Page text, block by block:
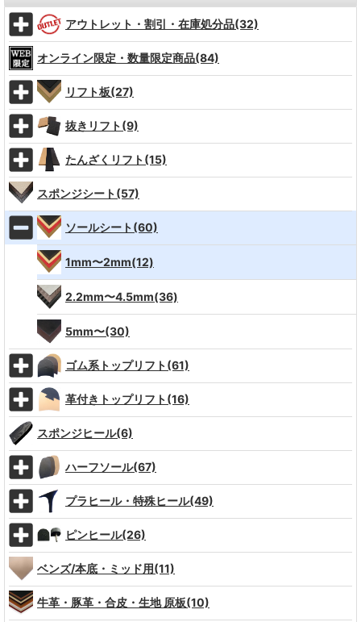
アウトレット・割引・在庫処分品(32)
オンライン限定・数量限定商品(84)
リフト板(27)
抜きリフト(9)
たんざくリフト(15)
スポンジシート(57)
ソールシート(60)
1mm〜2mm(12)
2.2mm〜4.5mm(36)
5mm〜(30)
ゴム系トップリフト(61)
革付きトップリフト(16)
スポンジヒール(6)
ハーフソール(67)
プラヒール・特殊ヒール(49)
ピンヒール(26)
ベンズ/本底・ミッド用(11)
牛革・豚革・合皮・生地 原板(10)